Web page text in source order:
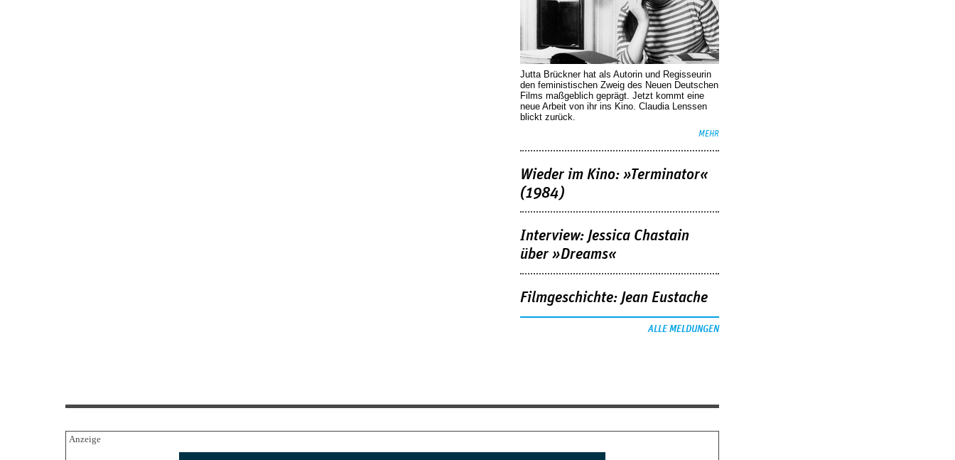
Jutta Brückner hat als Autorin und Regisseurin
den feministischen Zweig des Neuen Deutschen
Films maßgeblich geprägt. Jetzt kommt eine
neue Arbeit von ihr ins Kino. Claudia Lenssen
blickt zurück.
MEHR
Wieder im Kino: »Terminator«
(1984)
Interview: Jessica Chastain
über »Dreams«
Filmgeschichte: Jean Eustache
ALLE MELDUNGEN